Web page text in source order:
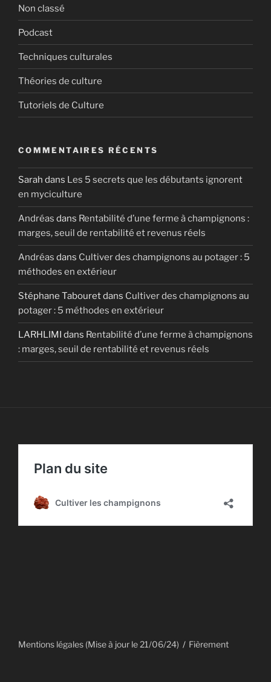
Non classé
Podcast
Techniques culturales
Théories de culture
Tutoriels de Culture
COMMENTAIRES RÉCENTS
Sarah dans Les 5 secrets que les débutants ignorent
en myciculture
Andréas dans Rentabilité d’une ferme à champignons :
marges, seuil de rentabilité et revenus réels
Andréas dans Cultiver des champignons au potager : 5
méthodes en extérieur
Stéphane Tabouretdans Cultiver des champignons au
potager : 5 méthodes en extérieur
LARHLIMI dans Rentabilité d’une ferme à champignons
: marges, seuil de rentabilité et revenus réels
Mentions légales (Mise à jour le 21/06/24)
Fièrement